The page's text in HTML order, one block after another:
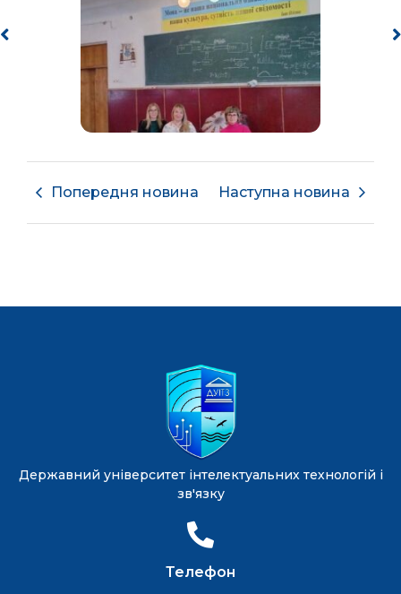
Попередня новина Наступна новина
Державний університет інтелектуальних технологій і
зв'язку
Телефон